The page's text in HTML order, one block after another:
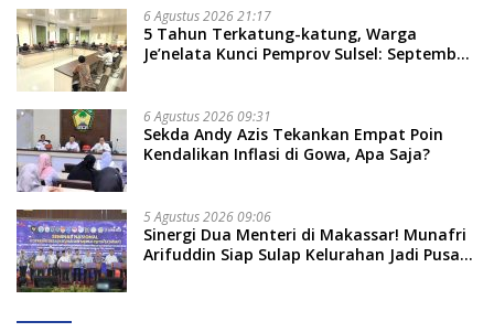
Soal Adat dan Adab
6 Agustus 2026 21:17
5 Tahun Terkatung-katung, Warga
Je’nelata Kunci Pemprov Sulsel: September
6 Agustus 2026 09:31
Sekda Andy Azis Tekankan Empat Poin
Kendalikan Inflasi di Gowa, Apa Saja?
5 Agustus 2026 09:06
Sinergi Dua Menteri di Makassar! Munafri
Arifuddin Siap Sulap Kelurahan Jadi Pusat